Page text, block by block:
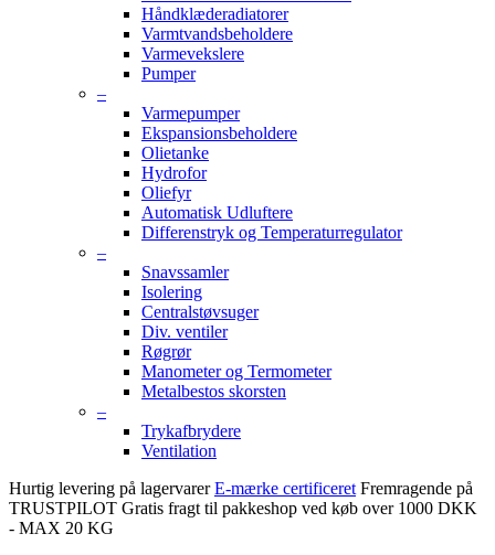
Håndklæderadiatorer
Varmtvandsbeholdere
Varmevekslere
Pumper
–
Varmepumper
Ekspansionsbeholdere
Olietanke
Hydrofor
Oliefyr
Automatisk Udluftere
Differenstryk og Temperaturregulator
–
Snavssamler
Isolering
Centralstøvsuger
Div. ventiler
Røgrør
Manometer og Termometer
Metalbestos skorsten
–
Trykafbrydere
Ventilation
Hurtig levering på lagervarer E-mærke certificeret Fremragende på
TRUSTPILOT Gratis fragt til pakkeshop ved køb over 1000 DKK
- MAX 20 KG